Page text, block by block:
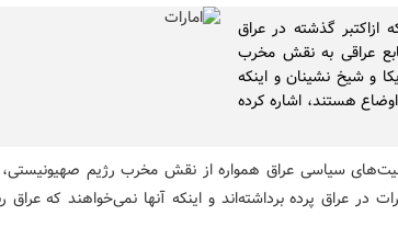
ازاکتبر گذشته در عراق
عراقی به نقش مخرب
و شیخ نشینان و اینکه
اوضاع هستند، اشاره کرده
سیاسی عراق همواره از نقش مخرب رژیم صهیونیستی،
در عراق پرده برداشته‌اند و اینکه آنها نمی‌خواهند که عراق